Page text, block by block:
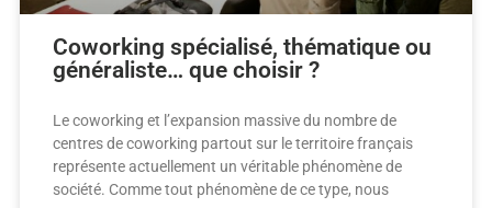
Coworking spécialisé, thématique ou
généraliste… que choisir ?
Le coworking et l’expansion massive du nombre de
centres de coworking partout sur le territoire français
représente actuellement un véritable phénomène de
société. Comme tout phénomène de ce type, nous